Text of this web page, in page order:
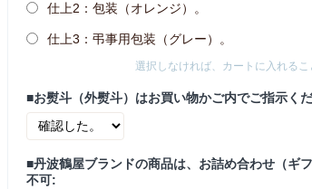
仕上2：包装（オレンジ）。
仕上3：弔事用包装（グレー）。
選択しなければ、カートに入れる
■お熨斗（外熨斗）はお買い物かご内でご指示く
■丹波鶴屋ブランドの商品は、お詰め合わせ（ギ
不可: